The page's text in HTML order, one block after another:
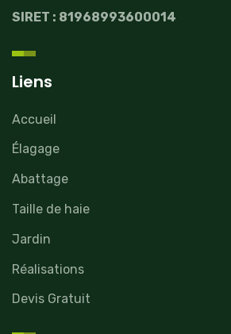
SIRET : 81968993600014
Liens
Accueil
Élagage
Abattage
Taille de haie
Jardin
Réalisations
Devis Gratuit